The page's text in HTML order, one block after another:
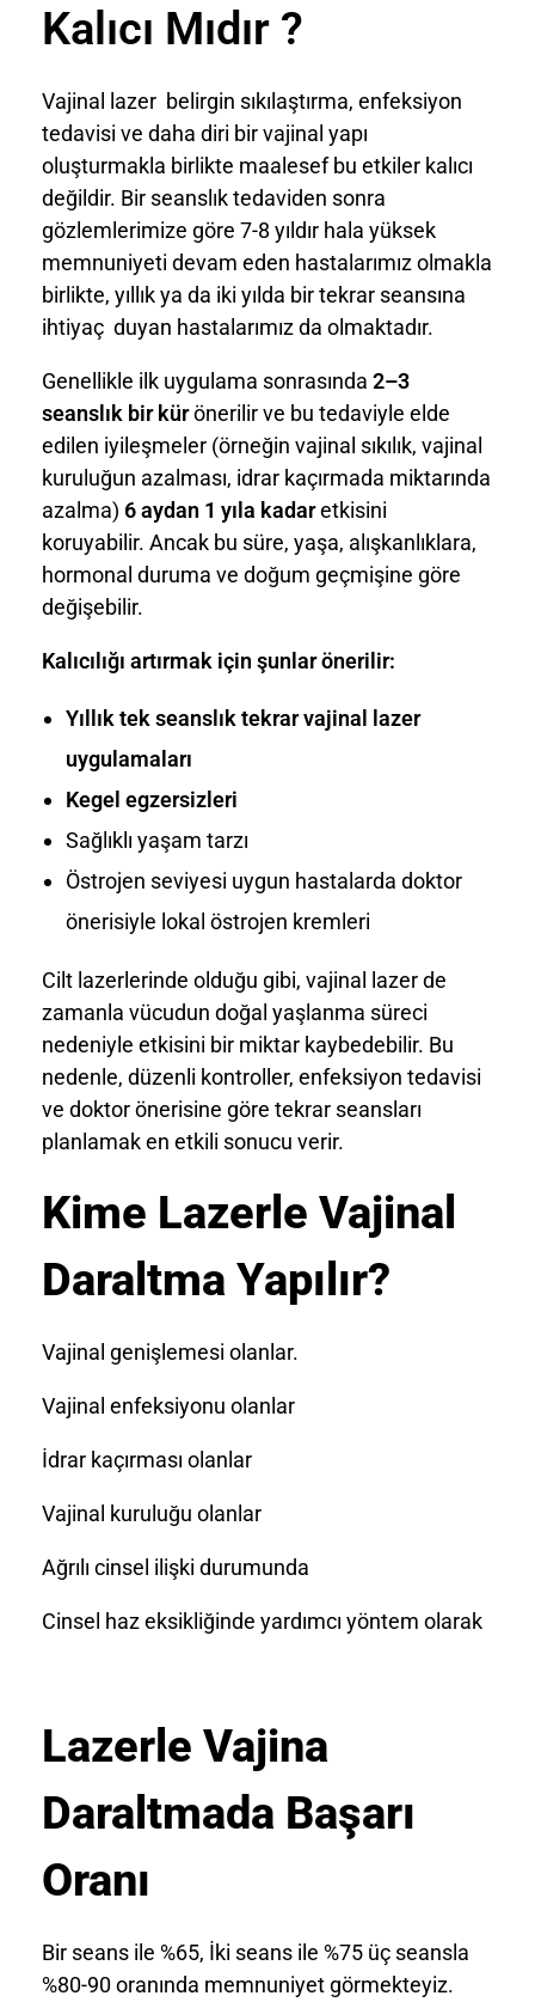
Kalıcı Mıdır ?
Vajinal lazer belirgin sıkılaştırma, enfeksiyon
tedavisi ve daha diri bir vajinal yapı
oluşturmakla birlikte maalesef bu etkiler kalıcı
değildir. Bir seanslık tedaviden sonra
gözlemlerimize göre 7-8 yıldır hala yüksek
memnuniyeti devam eden hastalarımız olmakla
birlikte, yıllık ya da iki yılda bir tekrar seansına
ihtiyaç duyan hastalarımız da olmaktadır.
Genellikle ilk uygulama sonrasında 2–3
seanslık bir kürönerilir ve bu tedaviyle elde
edilen iyileşmeler (örneğin vajinal sıkılık, vajinal
kuruluğun azalması, idrar kaçırmada miktarında
azalma) 6 aydan 1 yıla kadaretkisini
koruyabilir. Ancak bu süre, yaşa, alışkanlıklara,
hormonal duruma ve doğum geçmişine göre
değişebilir.
Kalıcılığı artırmak için şunlar önerilir:
Yıllık tek seanslık tekrar vajinal lazer
uygulamaları
Kegel egzersizleri
Sağlıklı yaşam tarzı
Östrojen seviyesi uygun hastalarda doktor
önerisiyle lokal östrojen kremleri
Cilt lazerlerinde olduğu gibi, vajinal lazer de
zamanla vücudun doğal yaşlanma süreci
nedeniyle etkisini bir miktar kaybedebilir. Bu
nedenle, düzenli kontroller, enfeksiyon tedavisi
ve doktor önerisine göre tekrar seansları
planlamak en etkili sonucu verir.
Kime Lazerle Vajinal
Daraltma Yapılır?
Vajinal genişlemesi olanlar.
Vajinal enfeksiyonu olanlar
İdrar kaçırması olanlar
Vajinal kuruluğu olanlar
Ağrılı cinsel ilişki durumunda
Cinsel haz eksikliğinde yardımcı yöntem olarak
Lazerle Vajina
Daraltmada Başarı
Oranı
Bir seans ile %65, İki seans ile %75 üç seansla
%80-90 oranında memnuniyet görmekteyiz.